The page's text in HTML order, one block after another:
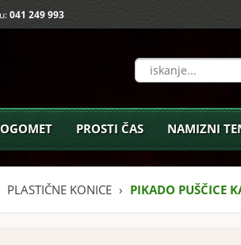
041 249 993
PROSTI ČAS NAMIZNI
PLASTIČNE KONICE PIKADO PUŠČICE